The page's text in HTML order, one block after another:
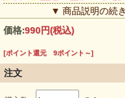
▼ 商品説明の続
価格:990円(税込)
[ポイント還元 9ポイント～]
注文